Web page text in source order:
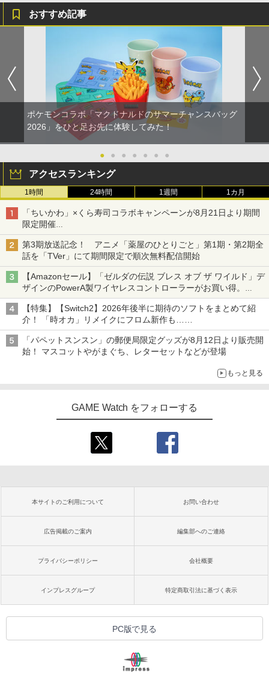
おすすめ記事
ポケモンコラボ「マクドナルドのサマーチャンスバッグ
2026」をひと足お先に体験してみた！
● ● ● ● ● ● ●
アクセスランキング
1時間 24時間 1週間 1カ月
「ちいかわ」×くら寿司コラボキャンペーンが8月21日より期間
限定開催
オリジナルの湯呑みや寿司皿が景品に登場！
第3期放送記念！ アニメ「薬屋のひとりごと」第1期・第2期全
話を「TVer」にて期間限定で順次無料配信開始
【Amazonセール】「ゼルダの伝説 ブレス オブ ザ ワイルド」デ
ザインのPowerA製ワイヤレスコントローラーがお買い得。
Switch2でも使用可能
【特集】【Switch2】2026年後半に期待のソフトをまとめて紹
介！ 「時オカ」リメイクにフロム新作も……
「パペットスンスン」の郵便局限定グッズが8月12日より販売開
始！ マスコットやがまぐち、レターセットなどが登場
もっと見る
GAME Watch をフォローする
本サイトのご利用について お問い合わせ
広告掲載のご案内 編集部へのご連絡
プライバシーポリシー 会社概要
インプレスグループ 特定商取引法に基づく表示
PC版で見る